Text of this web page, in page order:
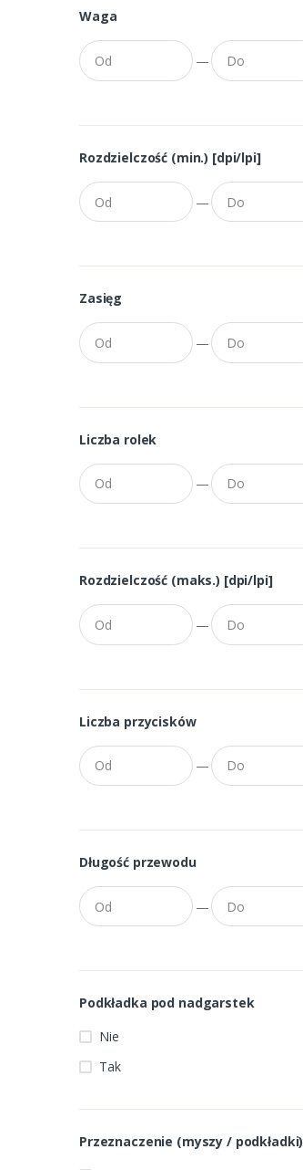
Waga
—
Rozdzielczość (min.) [dpi/lpi]
—
Zasięg
—
Liczba rolek
—
Rozdzielczość (maks.) [dpi/lpi]
—
Liczba przycisków
—
Długość przewodu
—
Podkładka pod nadgarstek
Nie
Tak
Przeznaczenie (myszy / podkładki)